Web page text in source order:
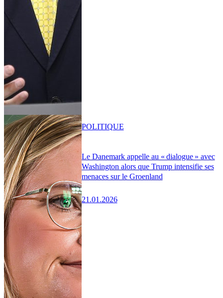
Le Danemark appelle au « dialogue » avec
Washington alors que Trump intensifie ses
menaces sur le Groenland
21.01.2026
POLITIQUE